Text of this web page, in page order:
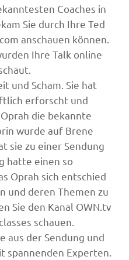
Coaches in
Sie durch Ihre Ted
anschauen können.
Ihre Talk online
und Scham. Sie hat
erforscht und
die bekannte
wurde auf Brene
sie zu einer Sendung
hatte einen so
Oprah sich entschied
und deren Themen zu
Sie den Kanal OWN.tv
schauen.
aus der Sendung und
spannenden Experten.